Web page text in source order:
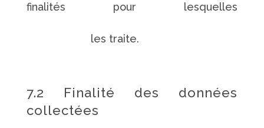
finalités pour lesquelles
les traite.
7.2 Finalité des données
collectées